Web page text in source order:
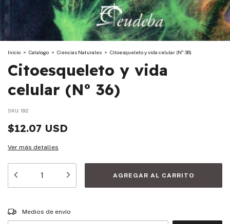
Inicio > Catalogo > Ciencias Naturales > Citoesqueleto y vida celular (Nº 36)
Citoesqueleto y vida
celular (Nº 36)
SKU: 192
$12.07 USD
Ver más detalles
Entregas para el CP:
Medios de envío